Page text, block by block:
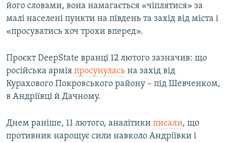
його словами, вона намагається «чіплятися» за
малі населені пункти на південь та захід від міста і
«просуватись хоч трохи вперед».
Проєкт DeepState вранці 12 лютого зазначив: що
російська армія просунулась на захід від
Курахового Покровського району – під Шевченком,
в Андріївці й Дачному.
Днем раніше, 11 лютого, аналітики писали, що
противник нарощує сили навколо Андріївки і